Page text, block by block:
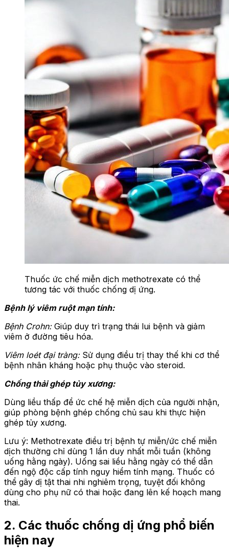
Thuốc ức chế miễn dịch methotrexate có thể
tương tác với thuốc chống dị ứng.
Bệnh lý viêm ruột mạn tính:
Bệnh Crohn: Giúp duy trì trạng thái lui bệnh và giảm
viêm ở đường tiêu hóa.
Viêm loét đại tràng:Sử dụng điều trị thay thế khi cơ thể
bệnh nhân kháng hoặc phụ thuộc vào steroid.
Chống thải ghép tủy xương:
Dùng liều thấp để ức chế hệ miễn dịch của người nhận,
giúp phòng bệnh ghép chống chủ sau khi thực hiện
ghép tủy xương.
Lưu ý: Methotrexate điều trị bệnh tự miễn/ức chế miễn
dịch thường chỉ dùng 1 lần duy nhất mỗi tuần (không
uống hằng ngày). Uống sai liều hằng ngày có thể dẫn
đến ngộ độc cấp tính nguy hiểm tính mạng. Thuốc có
thể gây dị tật thai nhi nghiêm trọng, tuyệt đối không
dùng cho phụ nữ có thai hoặc đang lên kế hoạch mang
thai.
2. Các thuốc chống dị ứng phổ biến
hiện nay